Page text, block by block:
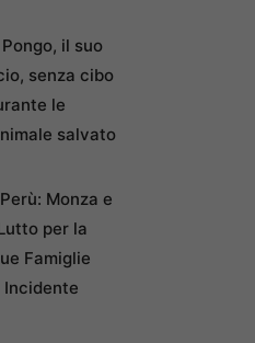
il suo
senza cibo
le
salvato
Monza e
per la
Famiglie
Incidente